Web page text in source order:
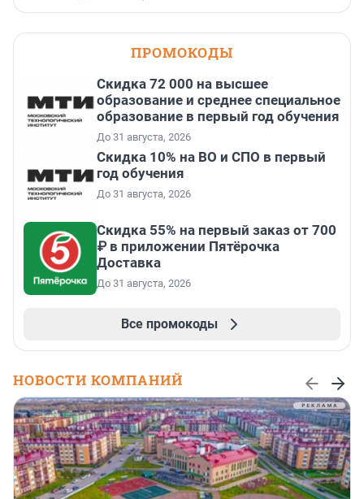
ПРОМОКОДЫ
Скидка 72 000 на высшее
образование и среднее специальное
образование в первый год обучения
До 31 августа, 2026
Скидка 10% на ВО и СПО в первый
год обучения
До 31 августа, 2026
Скидка 55% на первый заказ от 700
₽ в приложении Пятёрочка
Доставка
До 31 августа, 2026
Все промокоды
НОВОСТИ КОМПАНИЙ